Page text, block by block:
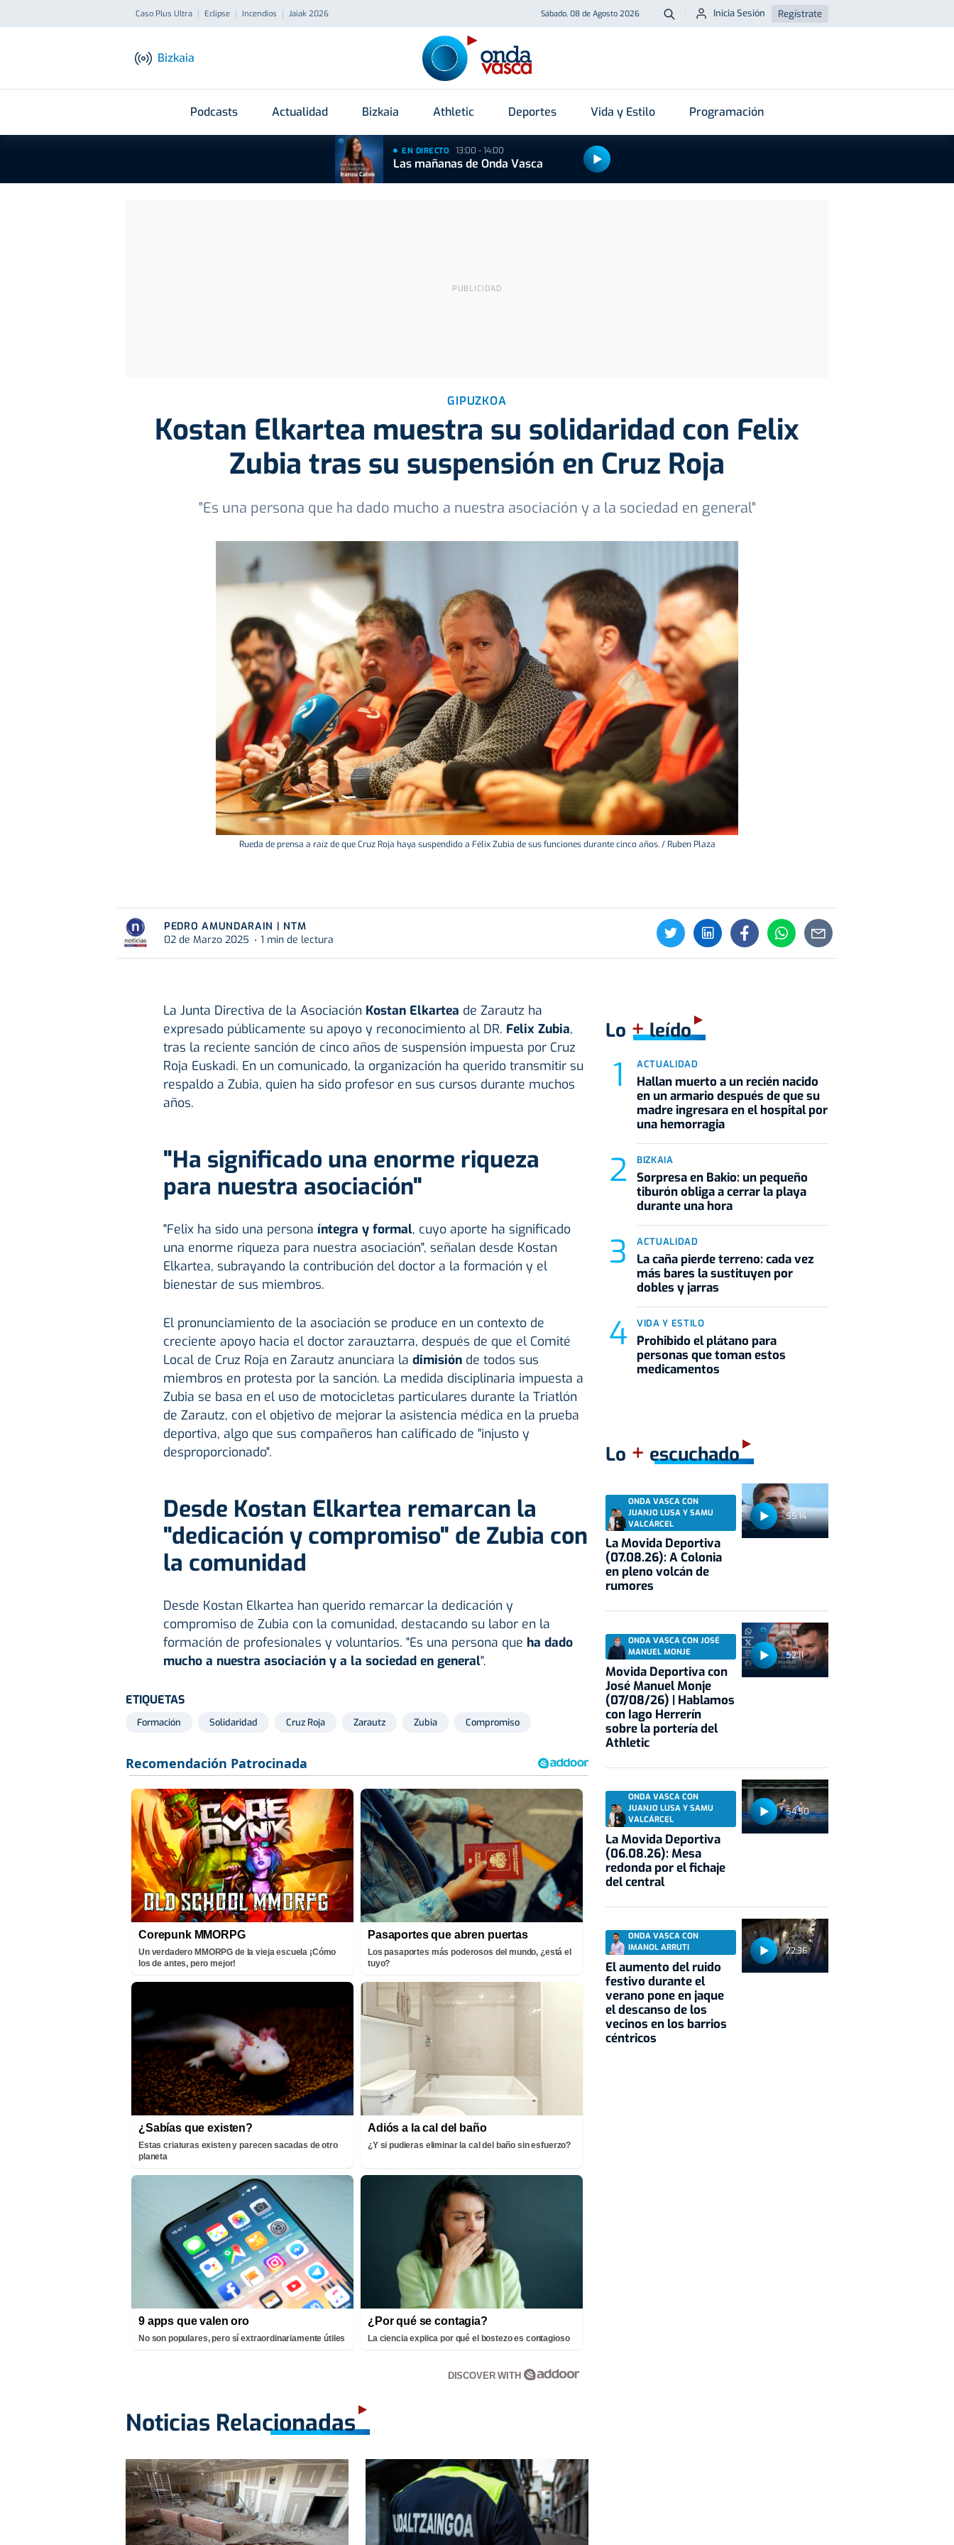
Caso Plus Ultra Eclipse Incendios Jaiak 2026 Sábado, 08 de Agosto 2026 Buscar
Inicia Sesión Regístrate
Bizkaia
Podcasts Actualidad Bizkaia Athletic Deportes Vida y Estilo Programación
EN DIRECTO 13:00 - 14:00
Las mañanas de Onda Vasca
GIPUZKOA
Kostan Elkartea muestra su solidaridad con Felix
Zubia tras su suspensión en Cruz Roja
"Es una persona que ha dado mucho a nuestra asociación y a la sociedad en general"
Rueda de prensa a raíz de que Cruz Roja haya suspendido a Félix Zubia de sus funciones durante cinco años. / Ruben Plaza
PEDRO AMUNDARAIN | NTM
02 de Marzo 2025
1 min de lectura
La Junta Directiva de la Asociación Kostan Elkartea de Zarautz ha
expresado públicamente su apoyo y reconocimiento al DR. Felix Zubia,
tras la reciente sanción de cinco años de suspensión impuesta por Cruz
Roja Euskadi. En un comunicado, la organización ha querido transmitir su
respaldo a Zubia, quien ha sido profesor en sus cursos durante muchos
años.
"Ha significado una enorme riqueza
para nuestra asociación"
"Felix ha sido una persona íntegra y formal, cuyo aporte ha significado
una enorme riqueza para nuestra asociación", señalan desde Kostan
Elkartea, subrayando la contribución del doctor a la formación y el
bienestar de sus miembros.
El pronunciamiento de la asociación se produce en un contexto de
creciente apoyo hacia el doctor zarauztarra, después de que el Comité
Local de Cruz Roja en Zarautz anunciara la dimisión de todos sus
miembros en protesta por la sanción. La medida disciplinaria impuesta a
Zubia se basa en el uso de motocicletas particulares durante la Triatlón
de Zarautz, con el objetivo de mejorar la asistencia médica en la prueba
deportiva, algo que sus compañeros han calificado de "injusto y
desproporcionado".
Desde Kostan Elkartea remarcan la
"dedicación y compromiso" de Zubia con
la comunidad
Desde Kostan Elkartea han querido remarcar la dedicación y
compromiso de Zubia con la comunidad, destacando su labor en la
formación de profesionales y voluntarios. "Es una persona que ha dado
mucho a nuestra asociación y a la sociedad en general".
ETIQUETAS
Formación Solidaridad Cruz Roja Zarautz Zubia Compromiso
Corepunk MMORPG
Un verdadero MMORPG de la vieja escuela ¡Cómo
los de antes, pero mejor!
Pasaportes que abren puertas
Los pasaportes más poderosos del mundo, ¿está el
tuyo?
¿Sabías que existen?
Estas criaturas existen y parecen sacadas de otro
planeta
Adiós a la cal del baño
¿Y si pudieras eliminar la cal del baño sin esfuerzo?
9 apps que valen oro
No son populares, pero sí extraordinariamente útiles
¿Por qué se contagia?
La ciencia explica por qué el bostezo es contagioso
DISCOVER WITH
Noticias Relacionadas
Lo +leído
ACTUALIDAD
Hallan muerto a un recién nacido
en un armario después de que su
madre ingresara en el hospital por
una hemorragia
BIZKAIA
Sorpresa en Bakio: un pequeño
tiburón obliga a cerrar la playa
durante una hora
ACTUALIDAD
La caña pierde terreno: cada vez
más bares la sustituyen por
dobles y jarras
VIDA Y ESTILO
Prohibido el plátano para
personas que toman estos
medicamentos
Lo + escuchado
55:14
ONDA VASCA CON
JUANJO LUSA Y SAMU
VALCÁRCEL
La Movida Deportiva
(07.08.26): A Colonia
en pleno volcán de
rumores
52:11
ONDA VASCA CON JOSÉ
MANUEL MONJE
Movida Deportiva con
José Manuel Monje
(07/08/26) | Hablamos
con Iago Herrerín
sobre la portería del
Athletic
54:50
ONDA VASCA CON
JUANJO LUSA Y SAMU
VALCÁRCEL
La Movida Deportiva
(06.08.26): Mesa
redonda por el fichaje
del central
22:36
ONDA VASCA CON
IMANOL ARRUTI
El aumento del ruido
festivo durante el
verano pone en jaque
el descanso de los
vecinos en los barrios
céntricos